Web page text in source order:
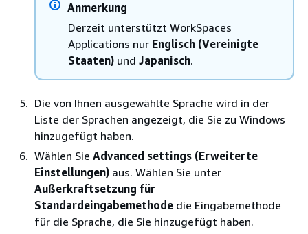
Anmerkung
Derzeit unterstützt WorkSpaces
Applications nur Englisch (Vereinigte
Staaten) und Japanisch.
Die von Ihnen ausgewählte Sprache wird in der
Liste der Sprachen angezeigt, die Sie zu Windows
hinzugefügt haben.
Wählen Sie Advanced settings (Erweiterte
Einstellungen) aus. Wählen Sie unter
Außerkraftsetzung für
Standardeingabemethode die Eingabemethode
für die Sprache, die Sie hinzugefügt haben.